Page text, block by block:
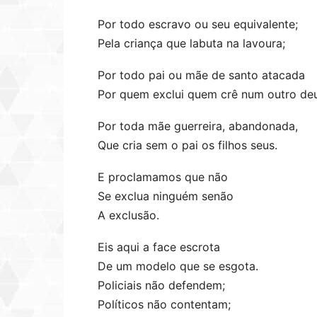
Por todo escravo ou seu equivalente;
Pela criança que labuta na lavoura;
Por todo pai ou mãe de santo atacada
Por quem exclui quem crê num outro
Por toda mãe guerreira, abandonada,
Que cria sem o pai os filhos seus.
E proclamamos que não
Se exclua ninguém senão
A exclusão.
Eis aqui a face escrota
De um modelo que se esgota.
Policiais não defendem;
Políticos não contentam;